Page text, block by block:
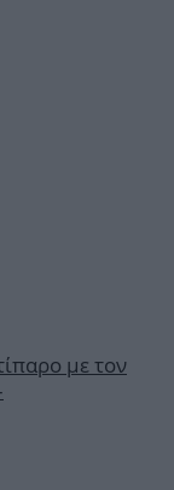
με τον